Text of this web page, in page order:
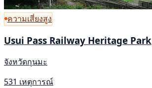
ความเสี่ยงสูง
Usui Pass Railway Heritage Park
จังหวัดกุนมะ
531 เหตุการณ์